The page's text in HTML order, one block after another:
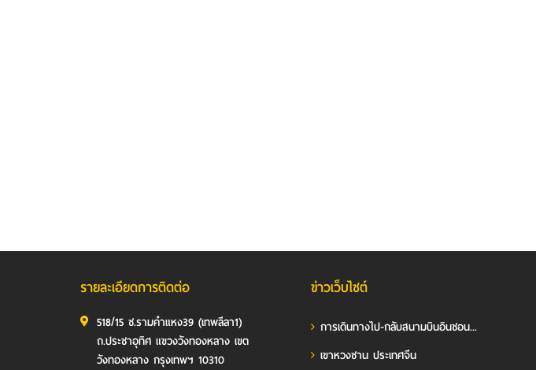
รายละเอียดการติดต่อ
518/15 ซ.รามคำแหง39 (เทพลีลา1)
ถ.ประชาอุทิศ แขวงวังทองหลาง เขต
วังทองหลาง กรุงเทพฯ 10310
ข่าวเว็บไซต์
การเดินทางไป-กลับสนามบินอินชอน...
เขาหวงซาน ประเทศจีน